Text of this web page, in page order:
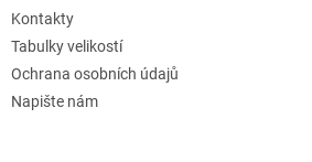
Kontakty
Tabulky velikostí
Ochrana osobních údajů
Napište nám